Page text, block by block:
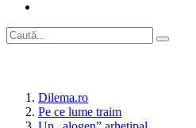
Dilema.ro
Pe ce lume traim